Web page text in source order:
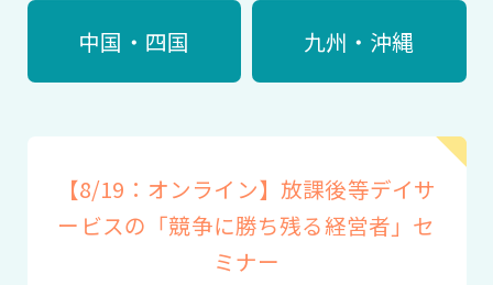
中国・四国 九州・沖縄
【8/19：オンライン】放課後等デイサ
ービスの「競争に勝ち残る経営者」セ
ミナー